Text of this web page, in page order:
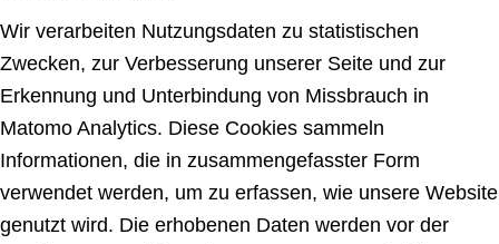
Wir verarbeiten Nutzungsdaten zu statistischen
Zwecken, zur Verbesserung unserer Seite und zur
Erkennung und Unterbindung von Missbrauch in
Matomo Analytics. Diese Cookies sammeln
Informationen, die in zusammengefasster Form
verwendet werden, um zu erfassen, wie unsere Website
genutzt wird. Die erhobenen Daten werden vor der